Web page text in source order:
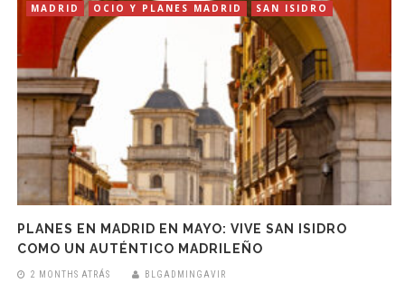
MADRID OCIO Y PLANES MADRID SAN ISIDRO
PLANES EN MADRID EN MAYO: VIVE SAN ISIDRO
COMO UN AUTÉNTICO MADRILEÑO
2 MONTHS ATRÁS BLGADMINGAVIR